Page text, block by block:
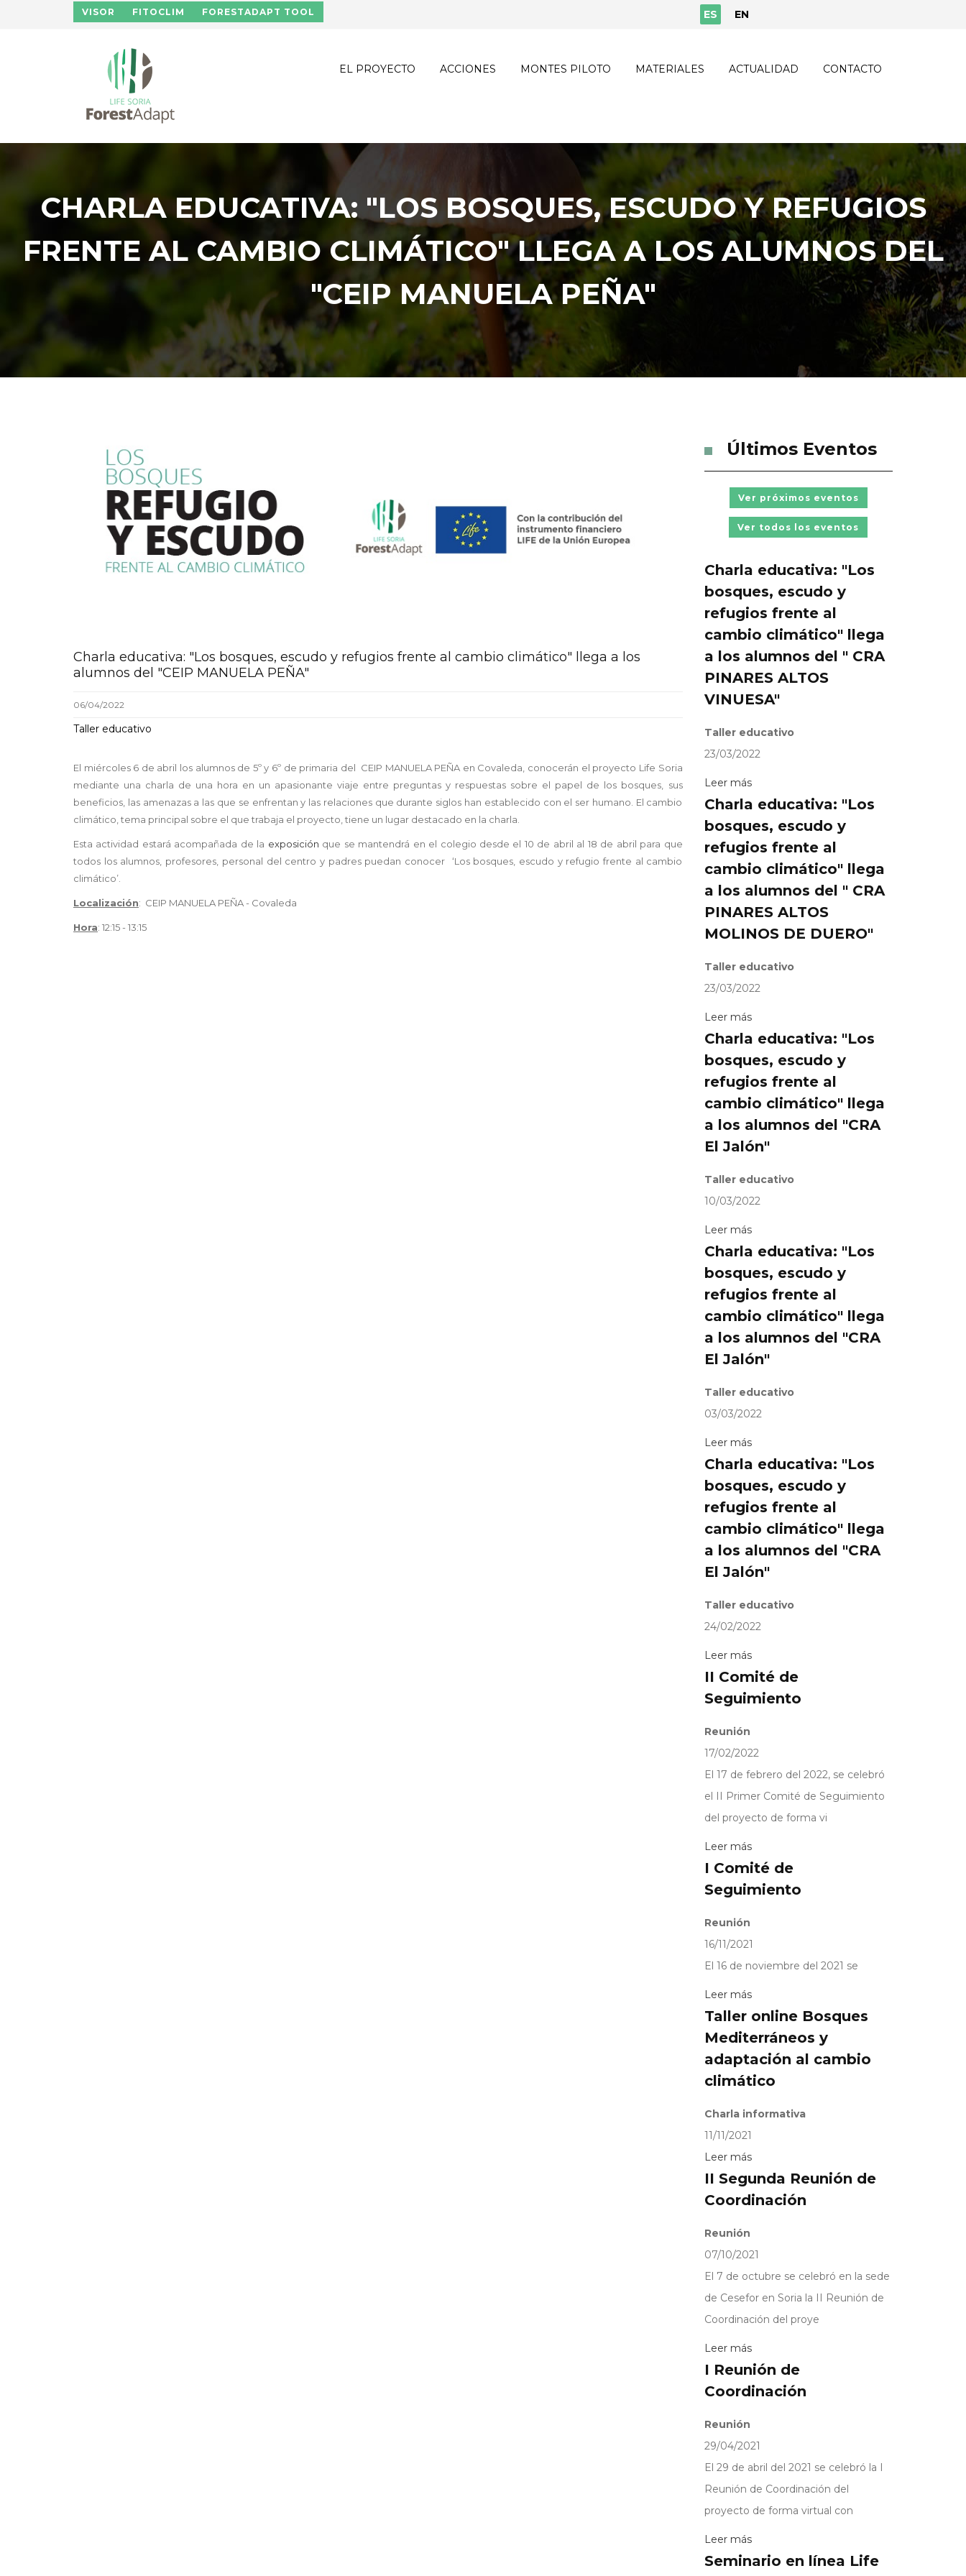
Pasar al contenido principal
VISOR FITOCLIM FORESTADAPT TOOL ES EN
EL PROYECTO ACCIONES MONTES PILOTO MATERIALES ACTUALIDAD CONTACTO
CHARLA EDUCATIVA: "LOS BOSQUES, ESCUDO Y REFUGIOS
FRENTE AL CAMBIO CLIMÁTICO" LLEGA A LOS ALUMNOS DEL
"CEIP MANUELA PEÑA"
Charla educativa: "Los bosques, escudo y refugios frente al cambio climático" llega a los
alumnos del "CEIP MANUELA PEÑA"
06/04/2022
Taller educativo
El miércoles 6 de abril los alumnos de 5º y 6º de primaria del CEIP MANUELA PEÑA en Covaleda, conocerán el proyecto Life Soria
mediante una charla de una hora en un apasionante viaje entre preguntas y respuestas sobre el papel de los bosques, sus
beneficios, las amenazas a las que se enfrentan y las relaciones que durante siglos han establecido con el ser humano. El cambio
climático, tema principal sobre el que trabaja el proyecto, tiene un lugar destacado en la charla.
Esta actividad estará acompañada de la exposición que se mantendrá en el colegio desde el 10 de abril al 18 de abril para que
todos los alumnos, profesores, personal del centro y padres puedan conocer ‘Los bosques, escudo y refugio frente al cambio
climático’.
Localización: CEIP MANUELA PEÑA- Covaleda
Hora: 12:15 - 13:15
Últimos Eventos
Ver próximos eventos
Ver todos los eventos
Charla educativa: "Los
bosques, escudo y
refugios frente al
cambio climático" llega
a los alumnos del " CRA
PINARES ALTOS
VINUESA"
Taller educativo
23/03/2022
Leer más
Charla educativa: "Los
bosques, escudo y
refugios frente al
cambio climático" llega
a los alumnos del " CRA
PINARES ALTOS
MOLINOS DE DUERO"
Taller educativo
23/03/2022
Leer más
Charla educativa: "Los
bosques, escudo y
refugios frente al
cambio climático" llega
a los alumnos del "CRA
El Jalón"
Taller educativo
10/03/2022
Leer más
Charla educativa: "Los
bosques, escudo y
refugios frente al
cambio climático" llega
a los alumnos del "CRA
El Jalón"
Taller educativo
03/03/2022
Leer más
Charla educativa: "Los
bosques, escudo y
refugios frente al
cambio climático" llega
a los alumnos del "CRA
El Jalón"
Taller educativo
24/02/2022
Leer más
II Comité de
Seguimiento
Reunión
17/02/2022
El 17 de febrero del 2022, se celebró
el II Primer Comité de Seguimiento
del proyecto de forma vi
Leer más
I Comité de
Seguimiento
Reunión
16/11/2021
El 16 de noviembre del 2021 se
Leer más
Taller online Bosques
Mediterráneos y
adaptación al cambio
climático
Charla informativa
11/11/2021
Leer más
II Segunda Reunión de
Coordinación
Reunión
07/10/2021
El 7 de octubre se celebró en la sede
de Cesefor en Soria la II Reunión de
Coordinación del proye
Leer más
I Reunión de
Coordinación
Reunión
29/04/2021
El 29 de abril del 2021 se celebró la I
Reunión de Coordinación del
proyecto de forma virtual con
Leer más
Seminario en línea Life